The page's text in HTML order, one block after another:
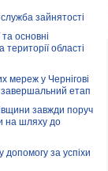
зайнятості
основні
території області
мереж у Чернігові
етап
завжди поруч
на шляху до
за успіхи